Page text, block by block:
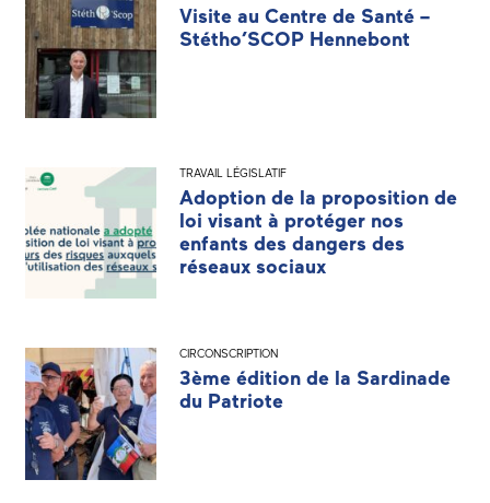
Visite au Centre de Santé –
Stétho’SCOP Hennebont
TRAVAIL LÉGISLATIF
Adoption de la proposition de
loi visant à protéger nos
enfants des dangers des
réseaux sociaux
CIRCONSCRIPTION
3ème édition de la Sardinade
du Patriote